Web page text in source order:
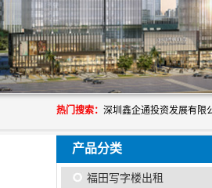
热门搜索：
产品分类
福田写字楼出租